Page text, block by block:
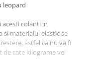
leopard
acesti colanti in
si materialul elastic se
astfel ca nu va fi
cate kilograme vei